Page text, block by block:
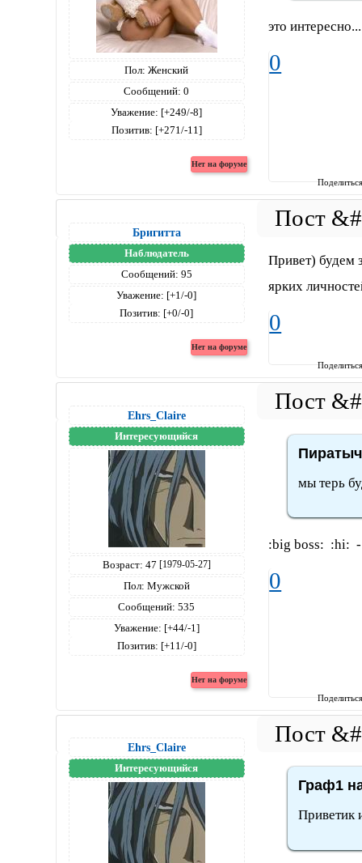
Пол: Женский
Сообщений: 0
Уважение: [+249/-8]
Позитив: [+271/-11]
это
0
Бригитта
Наблюдатель
Сообщений: 95
Уважение: [+1/-0]
Позитив: [+0/-0]
Привет) будем
ярких
0
Ehrs_Claire
Интересующийся
Возраст: 47 [1979-05-27]
Пол: Мужской
Сообщений: 535
Уважение: [+44/-1]
Позитив: [+11/-0]
мы терь
:big boss: :hi: -
0
Ehrs_Claire
Интересующийся
Граф1
Приветик